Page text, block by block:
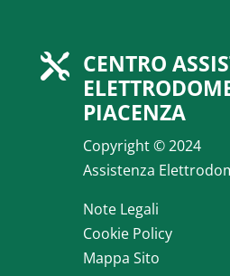
 CENTRO
PIACENZA
Copyright © 2024
Assistenza
Note Legali
Cookie Policy
Mappa Sito